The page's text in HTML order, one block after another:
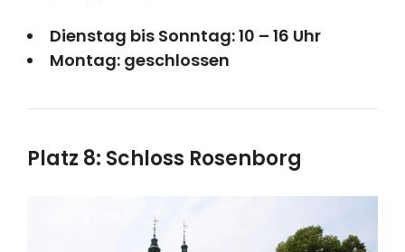
Dienstag bis Sonntag: 10 – 16 Uhr
Montag: geschlossen
Platz 8: Schloss Rosenborg